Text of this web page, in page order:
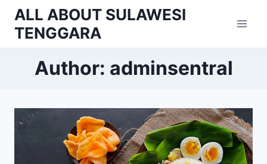
Skip
content
ALL ABOUT SULAWESI
TENGGARA
Author: adminsentral